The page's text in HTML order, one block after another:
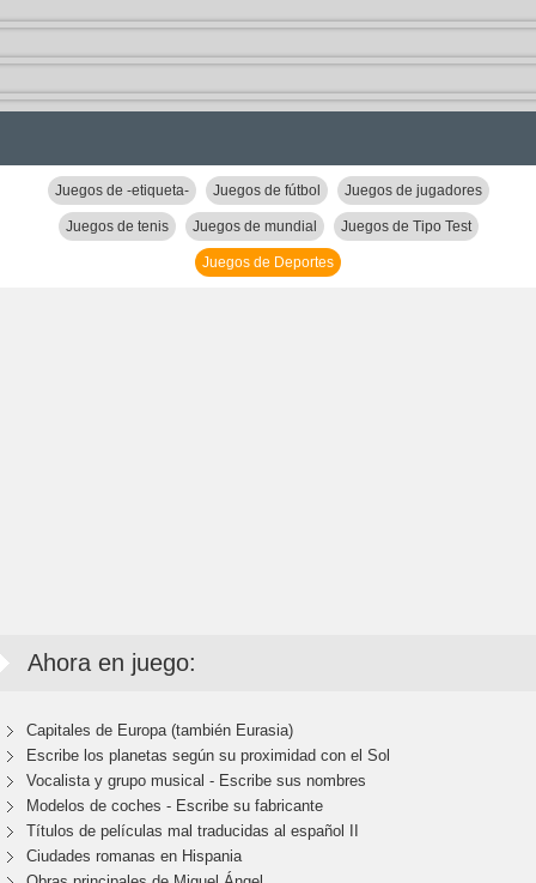
Juegos de -etiqueta- Juegos de fútbol Juegos de jugadores
Juegos de tenis Juegos de mundial Juegos de Tipo Test
Juegos de Deportes
Ahora en juego:
Capitales de Europa (también Eurasia)
Escribe los planetas según su proximidad con el Sol
Vocalista y grupo musical - Escribe sus nombres
Modelos de coches - Escribe su fabricante
Títulos de películas mal traducidas al español II
Ciudades romanas en Hispania